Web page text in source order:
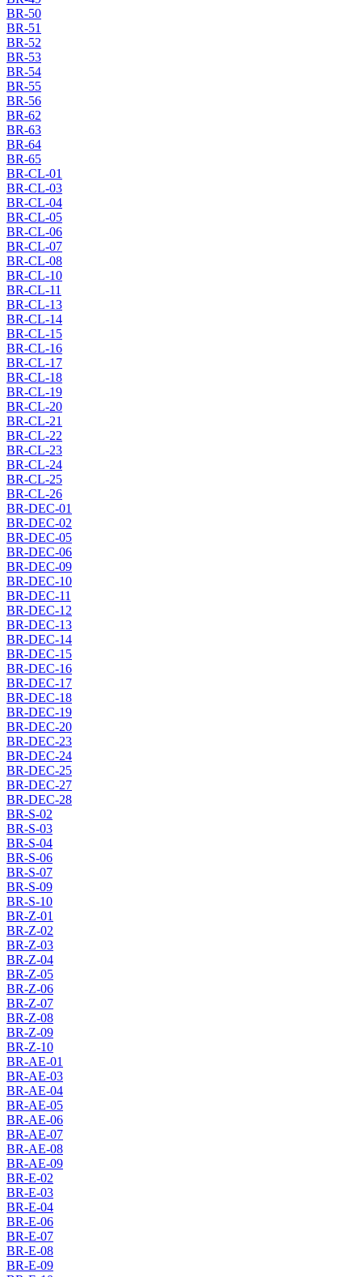
BR-50
BR-51
BR-52
BR-53
BR-54
BR-55
BR-56
BR-62
BR-63
BR-64
BR-65
BR-CL-01
BR-CL-03
BR-CL-04
BR-CL-05
BR-CL-06
BR-CL-07
BR-CL-08
BR-CL-10
BR-CL-11
BR-CL-13
BR-CL-14
BR-CL-15
BR-CL-16
BR-CL-17
BR-CL-18
BR-CL-19
BR-CL-20
BR-CL-21
BR-CL-22
BR-CL-23
BR-CL-24
BR-CL-25
BR-CL-26
BR-DEC-01
BR-DEC-02
BR-DEC-05
BR-DEC-06
BR-DEC-09
BR-DEC-10
BR-DEC-11
BR-DEC-12
BR-DEC-13
BR-DEC-14
BR-DEC-15
BR-DEC-16
BR-DEC-17
BR-DEC-18
BR-DEC-19
BR-DEC-20
BR-DEC-23
BR-DEC-24
BR-DEC-25
BR-DEC-27
BR-DEC-28
BR-S-02
BR-S-03
BR-S-04
BR-S-06
BR-S-07
BR-S-09
BR-S-10
BR-Z-01
BR-Z-02
BR-Z-03
BR-Z-04
BR-Z-05
BR-Z-06
BR-Z-07
BR-Z-08
BR-Z-09
BR-Z-10
BR-AE-01
BR-AE-03
BR-AE-04
BR-AE-05
BR-AE-06
BR-AE-07
BR-AE-08
BR-AE-09
BR-E-02
BR-E-03
BR-E-04
BR-E-06
BR-E-07
BR-E-08
BR-E-09